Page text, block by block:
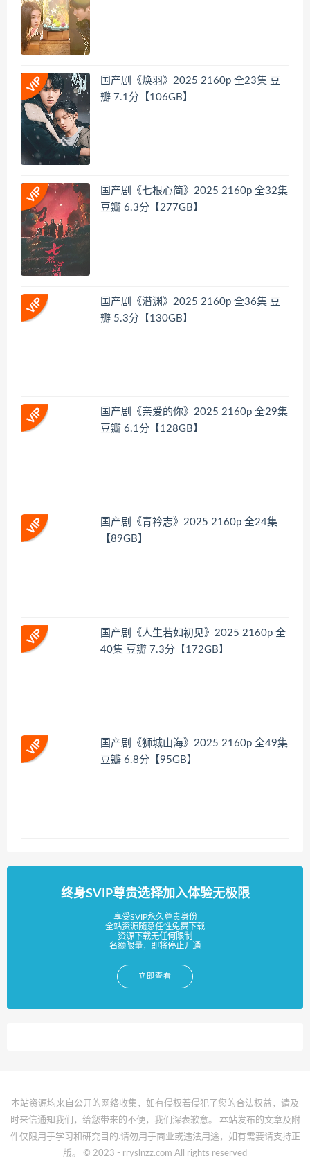
国产剧《焕羽》2025 2160p 全23集 豆
瓣 7.1分【106GB】
国产剧《七根心简》2025 2160p 全32集
豆瓣 6.3分【277GB】
国产剧《潜渊》2025 2160p 全36集 豆
瓣 5.3分【130GB】
国产剧《亲爱的你》2025 2160p 全29集
豆瓣 6.1分【128GB】
国产剧《青衿志》2025 2160p 全24集
【89GB】
国产剧《人生若如初见》2025 2160p 全
40集 豆瓣 7.3分【172GB】
国产剧《狮城山海》2025 2160p 全49集
豆瓣 6.8分【95GB】
终身SVIP尊贵选择加入体验无极限
享受SVIP永久尊贵身份
全站资源随意任性免费下载
资源下载无任何限制
名额限量，即将停止开通
立即查看
本站资源均来自公开的网络收集，如有侵权若侵犯了您的合法权益，请及
时来信通知我们，给您带来的不便，我们深表歉意。 本站发布的文章及附
件仅限用于学习和研究目的.请勿用于商业或违法用途，如有需要请支持正
版。 © 2023 - rryslnzz.com All rights reserved